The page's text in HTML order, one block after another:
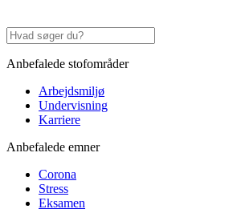
Anbefalede stofområder
Arbejdsmiljø
Undervisning
Karriere
Anbefalede emner
Corona
Stress
Eksamen